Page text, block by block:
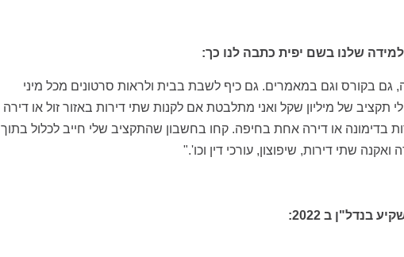
בקורס וגם במאמרים. גם כיף לשבת בבית ולראות סרטונים מכל מיני
של מיליון שקל ואני מתלבטת אם לקנות שתי דירות באזור זול או דירה
בדימונה או דירה אחת בחיפה. קחו בחשבון שהתקציב שלי חייב לכלול בתוך
שתי דירות, שיפוצון, עורכי דין וכו'."
ב 2022: